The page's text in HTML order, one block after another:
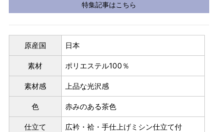
パターンオーダー（弊社規定のS～LLサイズより、身長・
ヒップを目安にサイズをお選びいただく）
店舗で採寸（お近くの店舗でスタッフが採寸）
特集記事はこちら
原産国 日本
素材 ポリエステル100％
素材感 上品な光沢感
色 赤みのある茶色
仕立て 広衿・袷・手仕上げミシン仕立て付